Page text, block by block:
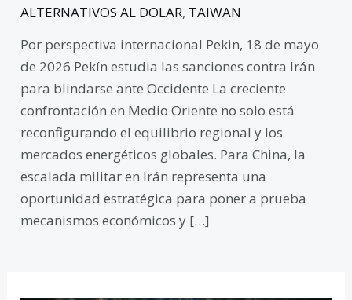
ALTERNATIVOS AL DOLAR, TAIWAN
Por perspectiva internacional Pekin, 18 de mayo
de 2026 Pekín estudia las sanciones contra Irán
para blindarse ante Occidente La creciente
confrontación en Medio Oriente no solo está
reconfigurando el equilibrio regional y los
mercados energéticos globales. Para China, la
escalada militar en Irán representa una
oportunidad estratégica para poner a prueba
mecanismos económicos y […]